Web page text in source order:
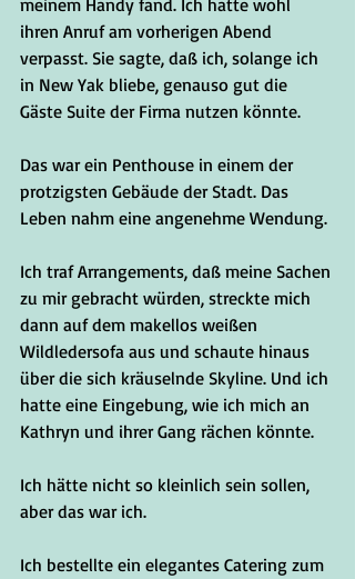
meinem Handy fand. Ich hatte wohl
ihren Anruf am vorherigen Abend
verpasst. Sie sagte, daß ich, solange ich
in New Yak bliebe, genauso gut die
Gäste Suite der Firma nutzen könnte.
Das war ein Penthouse in einem der
protzigsten Gebäude der Stadt. Das
Leben nahm eine angenehme Wendung.
Ich traf Arrangements, daß meine Sachen
zu mir gebracht würden, streckte mich
dann auf dem makellos weißen
Wildledersofa aus und schaute hinaus
über die sich kräuselnde Skyline. Und ich
hatte eine Eingebung, wie ich mich an
Kathryn und ihrer Gang rächen könnte.
Ich hätte nicht so kleinlich sein sollen,
aber das war ich.
Ich bestellte ein elegantes Catering zum